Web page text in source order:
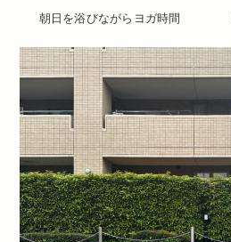
朝日を浴びながらヨガ時間